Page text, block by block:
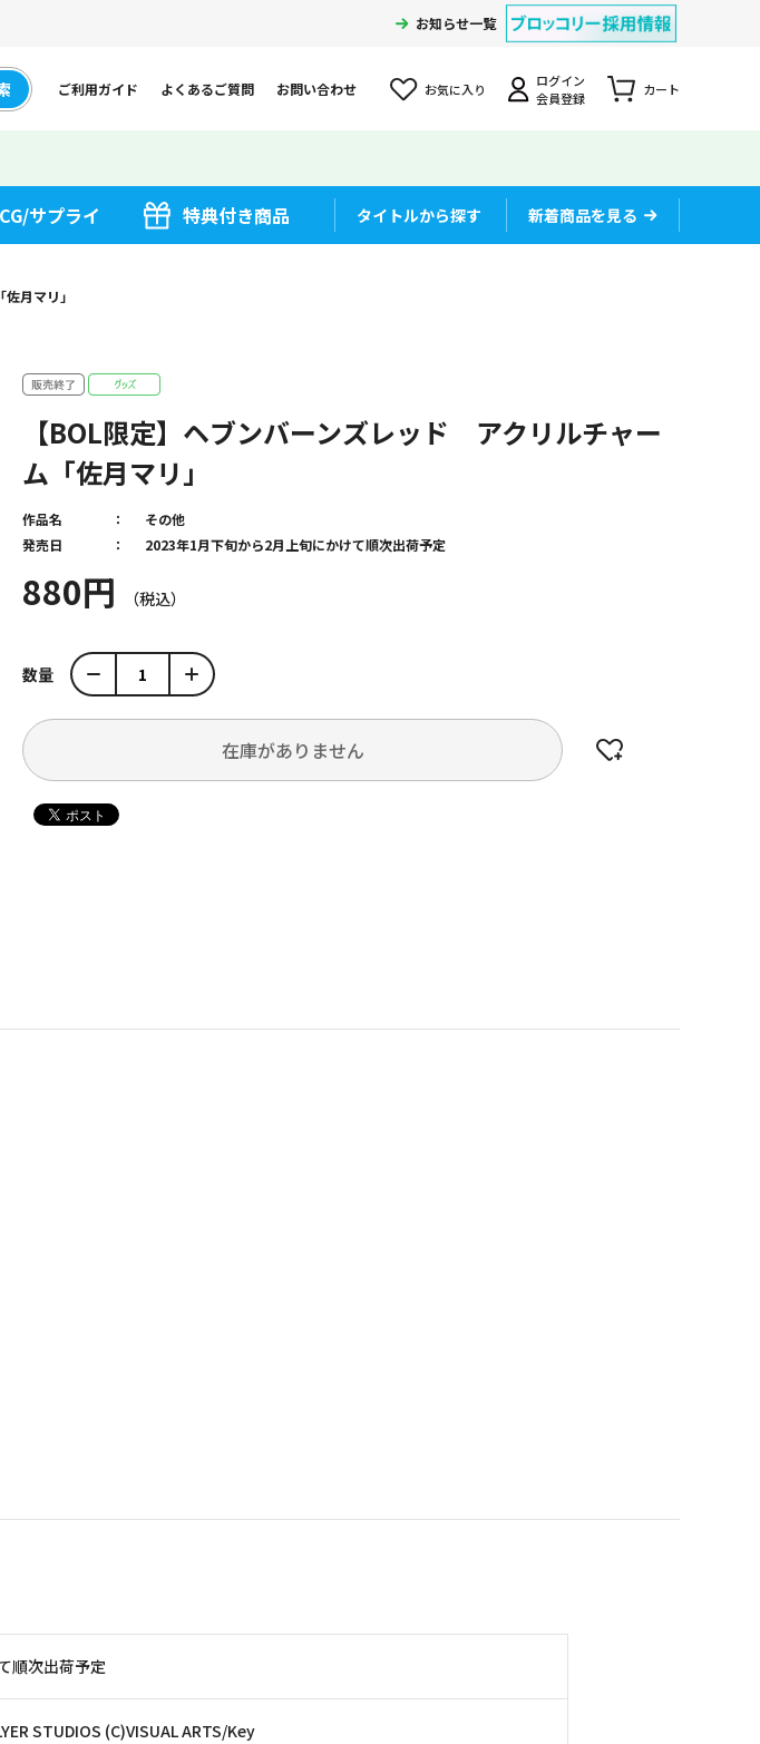
お知らせ一覧
ご利用ガイド よくあるご質問 お問い合わせ お気に入り
ログイン
会員登録
カート
サプライ 特典付き商品 タイトルから探す 新着商品を見る
月マリ」
【BOL限定】ヘブンバーンズレッド アクリルチャー
ム「佐月マリ」
880円
作品名
その他
発売日
2023年1月下旬から2月上旬にかけて順次出荷予定
数量
在庫がありません
順次出荷予定
STUDIOS (C)VISUAL ARTS/Key